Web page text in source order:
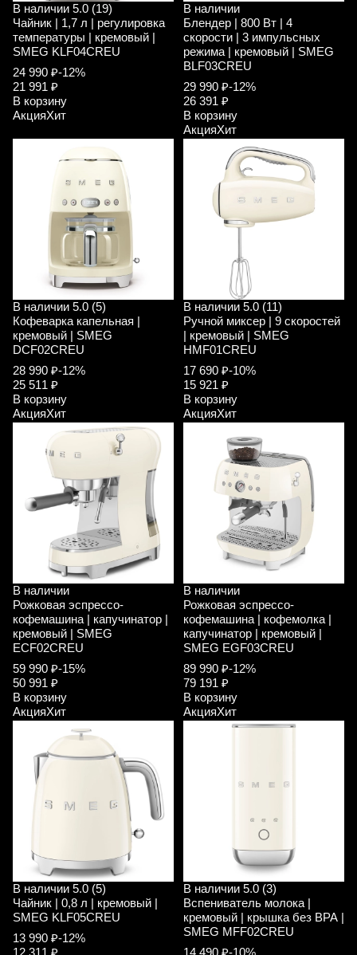
В наличии 5.0 (19)
Чайник | 1,7 л | регулировка
температуры | кремовый |
SMEG KLF04CREU
24 990 ₽-12%
21 991 ₽
В корзину
АкцияХит
В наличии
Блендер | 800 Вт | 4
скорости | 3 импульсных
режима | кремовый | SMEG
BLF03CREU
29 990 ₽-12%
26 391 ₽
В корзину
АкцияХит
В наличии 5.0 (5)
Кофеварка капельная |
кремовый | SMEG
DCF02CREU
28 990 ₽-12%
25 511 ₽
В корзину
АкцияХит
В наличии 5.0 (11)
Ручной миксер | 9 скоростей
| кремовый | SMEG
HMF01CREU
17 690 ₽-10%
15 921 ₽
В корзину
АкцияХит
В наличии
Рожковая эспрессо-
кофемашина | капучинатор |
кремовый | SMEG
ECF02CREU
59 990 ₽-15%
50 991 ₽
В корзину
АкцияХит
В наличии
Рожковая эспрессо-
кофемашина | кофемолка |
капучинатор | кремовый |
SMEG EGF03CREU
89 990 ₽-12%
79 191 ₽
В корзину
АкцияХит
В наличии 5.0 (5)
Чайник | 0,8 л | кремовый |
SMEG KLF05CREU
13 990 ₽-12%
12 311 ₽
В наличии 5.0 (3)
Вспениватель молока |
кремовый | крышка без ВРА |
SMEG MFF02CREU
14 490 ₽-10%